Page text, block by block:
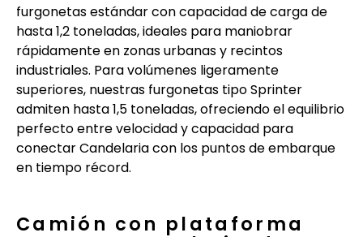
furgonetas estándar con capacidad de carga de
hasta 1,2 toneladas, ideales para maniobrar
rápidamente en zonas urbanas y recintos
industriales. Para volúmenes ligeramente
superiores, nuestras furgonetas tipo Sprinter
admiten hasta 1,5 toneladas, ofreciendo el equilibrio
perfecto entre velocidad y capacidad para
conectar Candelaria con los puntos de embarque
en tiempo récord.
Camión con plataforma